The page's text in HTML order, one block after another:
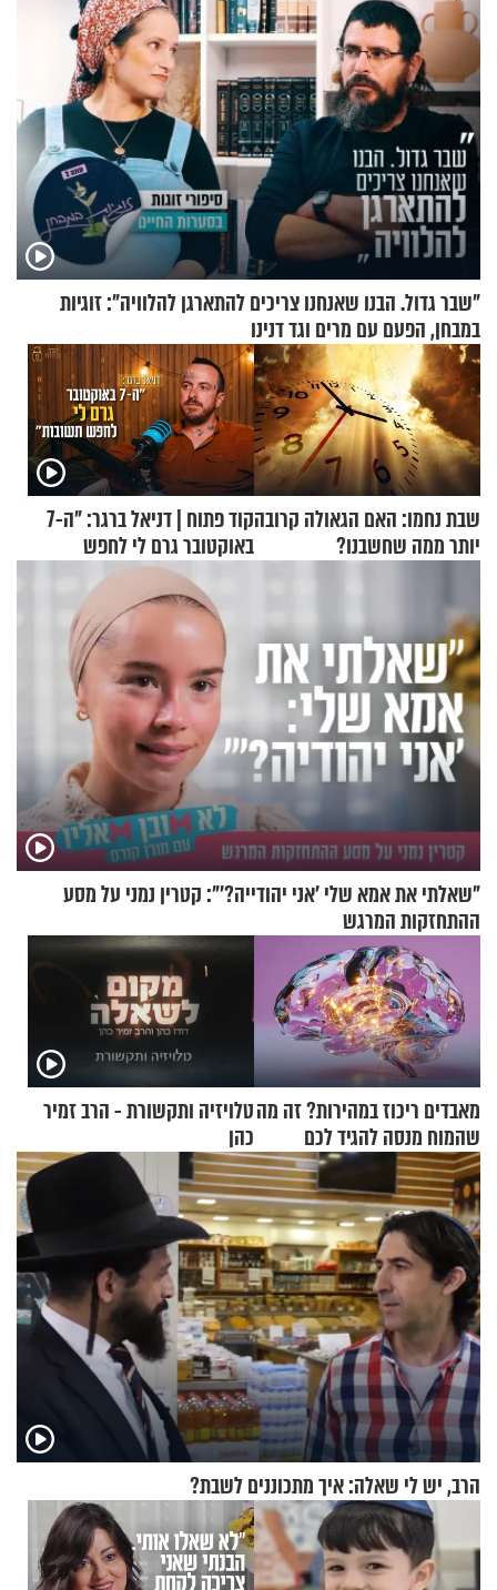
"שבר גדול. הבנו שאנחנו צריכים להתארגן להלוויה": זוגיות
במבחן, הפעם עם מרים וגד דנינו
שבת נחמו: האם הגאולה קרובה
יותר ממה שחשבנו?
קוד פתוח | דניאל ברגר: "ה-7
באוקטובר גרם לי לחפש
תשובות"
"שאלתי את אמא שלי 'אני יהודייה?'": קטרין נמני על מסע
ההתחזקות המרגש
מאבדים ריכוז במהירות? זה מה
שהמוח מנסה להגיד לכם
טלויזיה ותקשורת - הרב זמיר
כהן
הרב, יש לי שאלה: איך מתכוננים לשבת?